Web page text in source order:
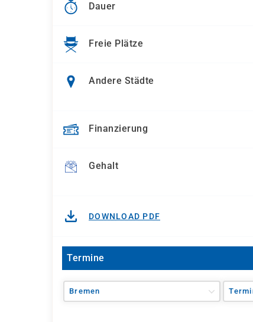
Dauer
Freie Plätze
Andere Städte
Finanzierung
Gehalt
DOWNLOAD PDF
Termine
Bremen